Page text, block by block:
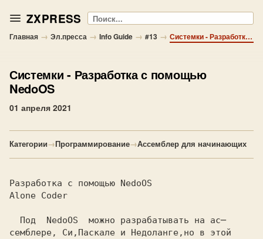
ZXPRESS Поиск
Главная → Эл.пресса → Info Guide → #13 → Системки - Разработка с помощью NedoOS
Системки - Разработка с помощью
NedoOS
01 апреля 2021
Категории→Программирование→Ассемблер для начинающих
Разработка с помощью NedoOS
Alone Coder
  Под
NedoOS
можно разрабатывать на ас─
семблере, Си,Паскале и Недоланге,но в этой